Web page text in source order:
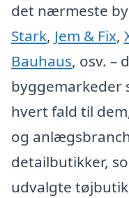
det nærmeste
Stark, Jem & Fix,
Bauhaus, osv. –
byggemarkeder
hvert fald til
og
detailbutikker,
udvalgte